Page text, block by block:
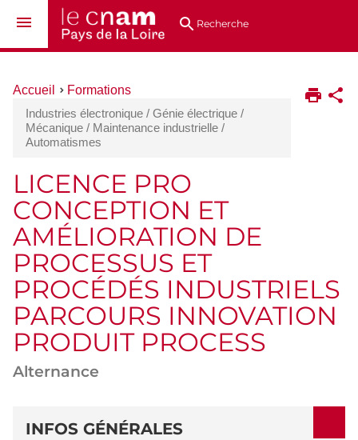
au
directsRecherche
Vous
ici :
Accueil
Formations
Industries électronique / Génie électrique /
Mécanique / Maintenance industrielle /
Automatismes
LICENCE PRO
CONCEPTION ET
AMÉLIORATION DE
PROCESSUS ET
PROCÉDÉS INDUSTRIELS
PARCOURS INNOVATION
PRODUIT PROCESS
Alternance
DÉTAILS
INFOS GÉNÉRALES